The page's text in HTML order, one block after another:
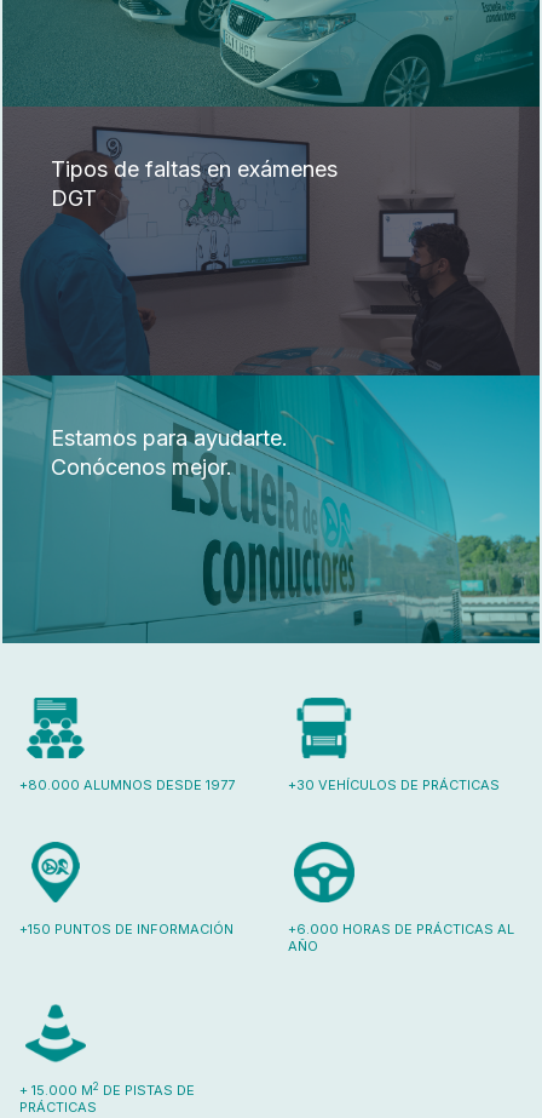
Tipos de faltas en exámenes
DGT
Estamos para ayudarte.
Conócenos mejor.
+80.000 ALUMNOS DESDE 1977 +30 VEHÍCULOS DE PRÁCTICAS
+150 PUNTOS DE INFORMACIÓN
+6.000 HORAS DE PRÁCTICAS AL
AÑO
+ 15.000 M2 DE PISTAS DE
PRÁCTICAS